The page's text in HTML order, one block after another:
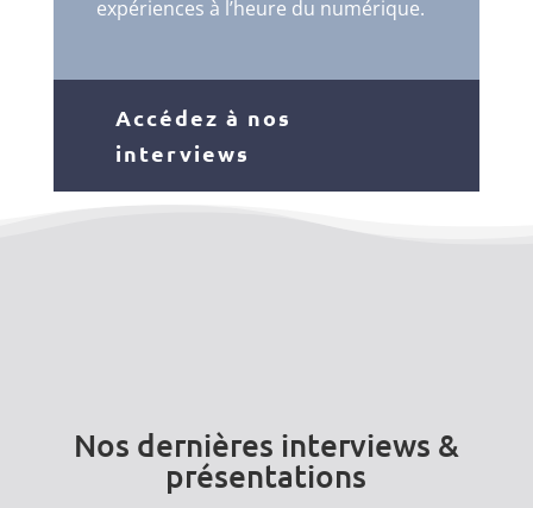
expériences à l’heure du numérique.
Accédez à nos
interviews
Nos dernières interviews &
présentations